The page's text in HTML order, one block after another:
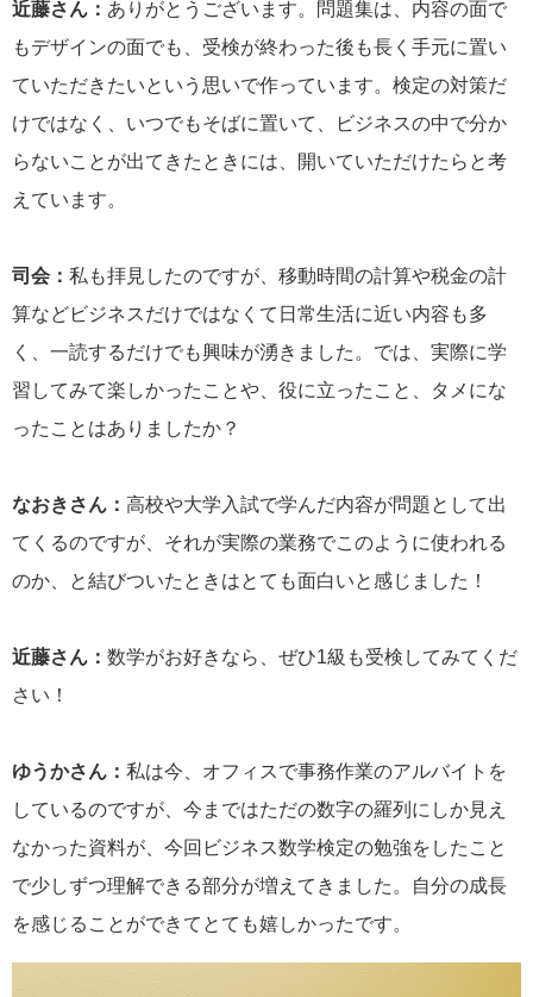
近藤さん： ありがとうございます。問題集は、内容の面で
もデザインの面でも、受検が終わった後も長く手元に置い
ていただきたいという思いで作っています。検定の対策だ
けではなく、いつでもそばに置いて、ビジネスの中で分か
らないことが出てきたときには、開いていただけたらと考
えています。
司会： 私も拝見したのですが、移動時間の計算や税金の計
算などビジネスだけではなくて日常生活に近い内容も多
く、一読するだけでも興味が湧きました。では、実際に学
習してみて楽しかったことや、役に立ったこと、タメにな
ったことはありましたか？
なおきさん： 高校や大学入試で学んだ内容が問題として出
てくるのですが、それが実際の業務でこのように使われる
のか、と結びついたときはとても面白いと感じました！
近藤さん： 数学がお好きなら、ぜひ1級も受検してみてくだ
さい！
ゆうかさん： 私は今、オフィスで事務作業のアルバイトを
しているのですが、今まではただの数字の羅列にしか見え
なかった資料が、今回ビジネス数学検定の勉強をしたこと
で少しずつ理解できる部分が増えてきました。自分の成長
を感じることができてとても嬉しかったです。